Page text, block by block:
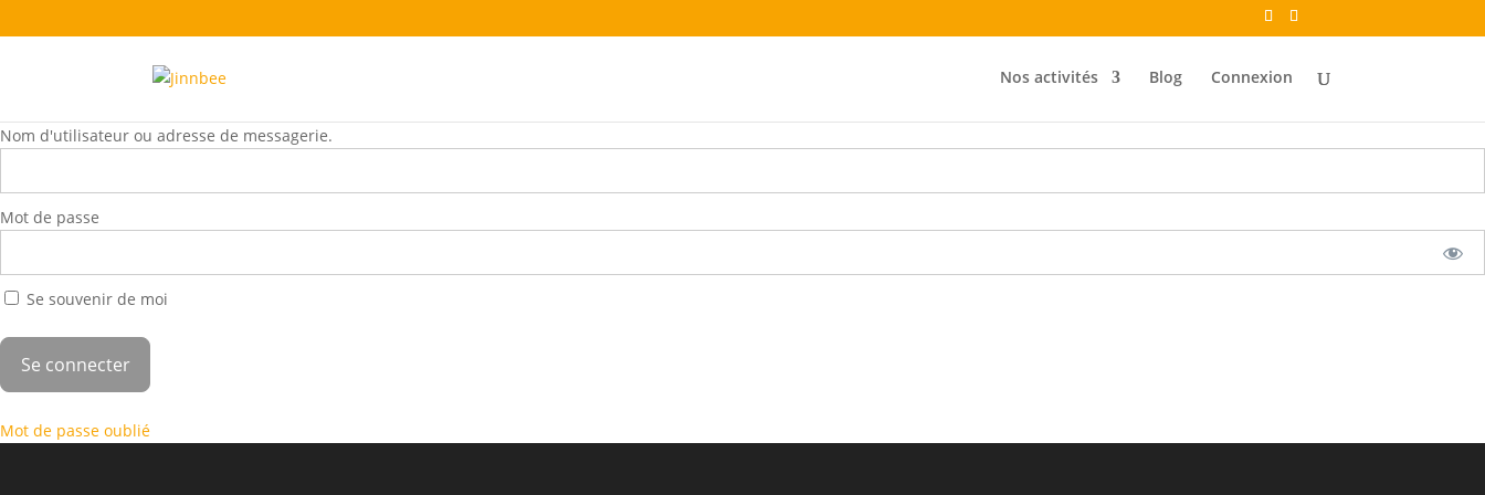
Nos activités Blog Connexion
Nom d'utilisateur ou adresse de messagerie.
Mot de passe
Se souvenir de moi
Mot de passe oublié